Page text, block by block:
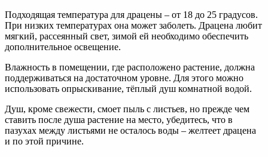
Подходящая температура для драцены – от 18 до 25 градусов.
При низких температурах она может заболеть. Драцена любит
мягкий, рассеянный свет, зимой ей необходимо обеспечить
дополнительное освещение.
Влажность в помещении, где расположено растение, должна
поддерживаться на достаточном уровне. Для этого можно
использовать опрыскивание, тёплый душ комнатной водой.
Душ, кроме свежести, смоет пыль с листьев, но прежде чем
ставить после душа растение на место, убедитесь, что в
пазухах между листьями не осталось воды – желтеет драцена
и по этой причине.